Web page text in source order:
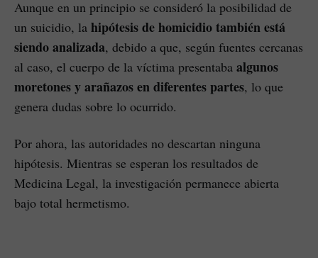
Aunque en un principio se consideró la posibilidad de
un suicidio, la hipótesis de homicidio también está
siendo analizada, debido a que, según fuentes cercanas
al caso, el cuerpo de la víctima presentaba algunos
moretones y arañazos en diferentes partes, lo que
genera dudas sobre lo ocurrido.
Por ahora, las autoridades no descartan ninguna
hipótesis. Mientras se esperan los resultados de
Medicina Legal, la investigación permanece abierta
bajo total hermetismo.